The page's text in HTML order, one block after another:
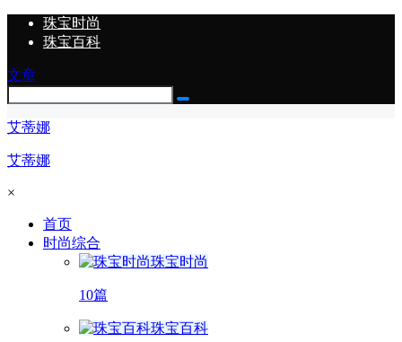
珠宝时尚
珠宝百科
文章
艾蒂娜
艾蒂娜
×
首页
时尚综合
珠宝时尚
10篇
珠宝百科